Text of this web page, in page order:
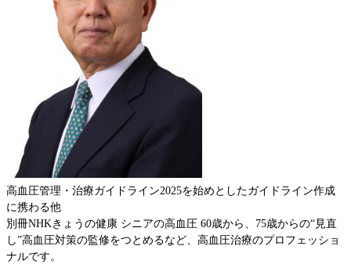
高血圧管理・治療ガイドライン2025を始めとしたガイドライン作成
に携わる他
別冊NHKきょうの健康 シニアの高血圧 60歳から、75歳からの“見直
し”高血圧対策の監修をつとめるなど、高血圧治療のプロフェッショ
ナルです。